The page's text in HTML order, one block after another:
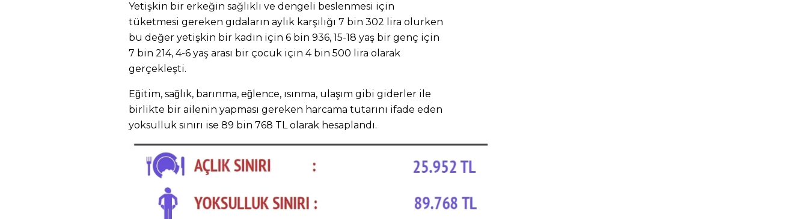
Yetişkin bir erkeğin sağlıklı ve dengeli beslenmesi için
tüketmesi gereken gıdaların aylık karşılığı 7 bin 302 lira olurken
bu değer yetişkin bir kadın için 6 bin 936, 15-18 yaş bir genç için
7 bin 214, 4-6 yaş arası bir çocuk için 4 bin 500 lira olarak
gerçekleşti.
Eğitim, sağlık, barınma, eğlence, ısınma, ulaşım gibi giderler ile
birlikte bir ailenin yapması gereken harcama tutarını ifade eden
yoksulluk sınırı ise 89 bin 768 TL olarak hesaplandı.